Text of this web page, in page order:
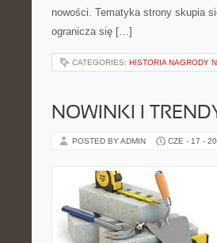
nowości. Tematyka strony skupia
ogranicza się […]
CATEGORIES: HISTORIA NAGRODY
NOWINKI I
POSTED BY ADMIN CZE - 17 -